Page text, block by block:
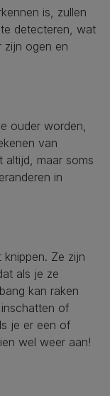
is, zullen
detecteren, wat
zijn ogen en
ouder worden,
van
altijd, maar soms
in
Ze zijn
als je ze
kan raken
of
je er een of
wel weer aan!